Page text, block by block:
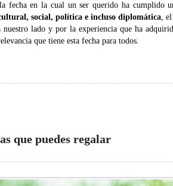
fecha en la cual un ser querido ha cumplido
social, política e incluso diplomática, el
nuestro lado y por la experiencia que ha
que tiene esta fecha para todos.
que puedes regalar